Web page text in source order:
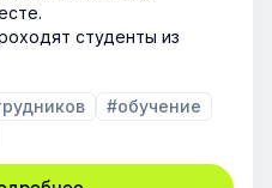
студенты из
#обучение